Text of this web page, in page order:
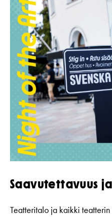
Saavutettavuus
Teatteritalo ja kaikki